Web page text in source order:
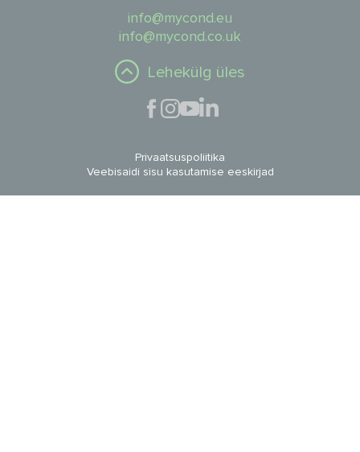
info@mycond.eu
info@mycond.co.uk
Lehekülg üles
Privaatsuspoliitika
Veebisaidi sisu kasutamise eeskirjad